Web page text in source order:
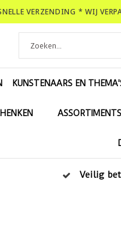
VERZENDING * WIJ
KUNSTENAARS EN
Veilig